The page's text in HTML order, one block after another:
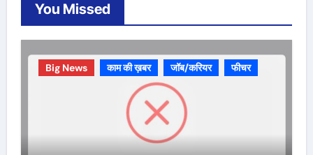
You Missed
Big News काम की ख़बर जॉब/करियर फीचर